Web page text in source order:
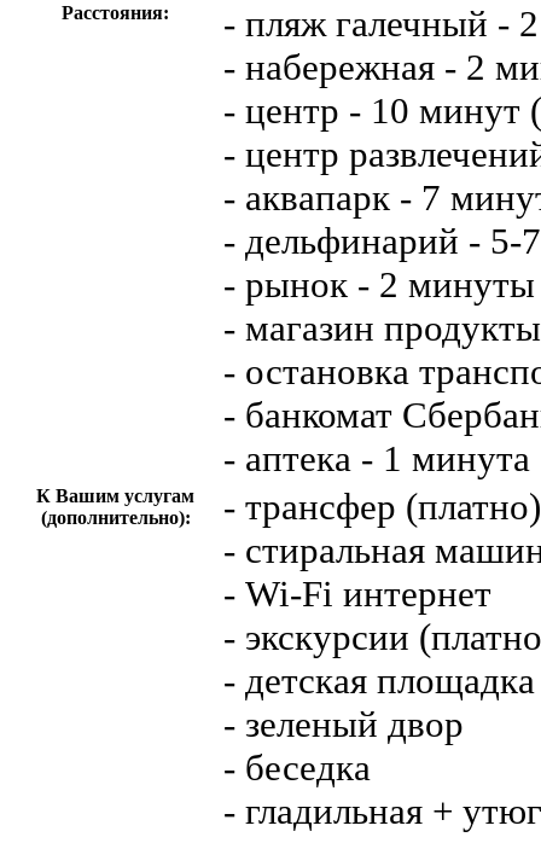
Расстояния:
- пляж галечный -
- набережная - 2
- центр - 10 минут
- центр
- аквапарк - 7
- дельфинарий - 5-
- рынок - 2 минуты
- магазин
- остановка
- банкомат
- аптека - 1 минута
К Вашим услугам
(дополнительно):
- трансфер (платно)
- стиральная
- Wi-Fi интернет
- экскурсии
- детская площадка
- зеленый двор
- беседка
- гладильная + утюг